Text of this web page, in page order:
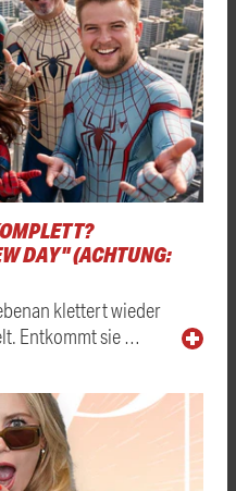
DAY" (ACHTUNG:
klettert wieder
Entkommt sie …